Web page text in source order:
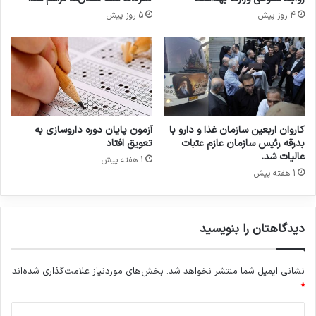
ا
و
ط
ل
ب
ا
و
ب
ا
ح
ض
ر
ئ
ج
م
ع
4 روز پیش 5 روز پیش
کاروان اربعین سازمان غذا و دارو با
بدرقه رئیس سازمان عازم عتبات
عالیات شد.
1 هفته پیش
آزمون پایان دوره داروسازی به
تعویق افتاد
1 هفته پیش
دیدگاهتان را بنویسید
نشانی ایمیل شما منتشر نخواهد شد. بخش‌های موردنیاز علامت‌گذاری شده‌اند
*